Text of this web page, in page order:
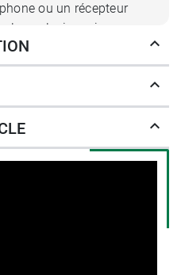
ou un récepteur
plusieurs jours ce
le bout du doigt
se fixe autour du
et couleurs qui